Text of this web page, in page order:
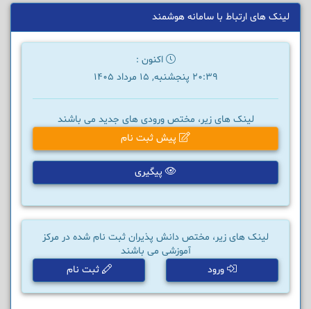
لینک های ارتباط با سامانه هوشمند
اکنون :
20:39 پنجشنبه, 15 مرداد 1405
لینک های زیر، مختص ورودی های جدید می باشند
پیش ثبت نام
پیگیری
لینک های زیر، مختص دانش پذیران ثبت نام شده در مرکز
آموزشی می باشند
ورود
ثبت نام